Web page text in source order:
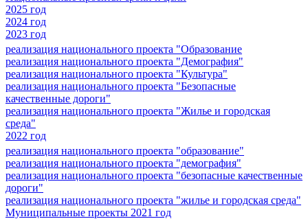
2025 год
2024 год
2023 год
реализация национального проекта "Образование
реализация национального проекта "Демография"
реализация национального проекта "Культура"
реализация национального проекта "Безопасные
качественные дороги"
реализация национального проекта "Жилье и городская
среда"
2022 год
реализация национального проекта "образование"
реализация национального проекта "демография"
реализация национального проекта "безопасные качественные
дороги"
реализация национального проекта "жилье и городская среда"
Муниципальные проекты 2021 год